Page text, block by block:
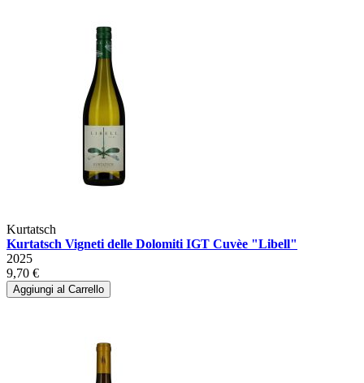
Kurtatsch
Kurtatsch Vigneti delle Dolomiti IGT Cuvèe "Libell"
2025
9,70 €
Aggiungi al Carrello